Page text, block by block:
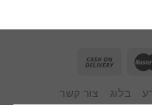
בלוג צור קשר